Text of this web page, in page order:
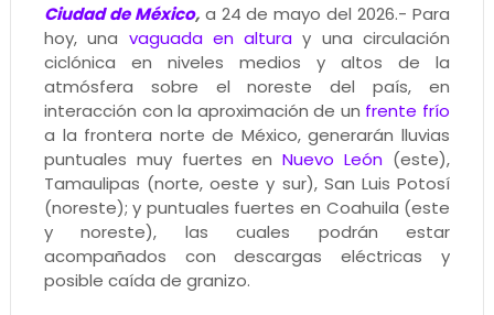
Ciudad de México,a 24 de mayo del 2026.- Para
hoy, una vaguada en altura y una circulación
ciclónica en niveles medios y altos de la
atmósfera sobre el noreste del país, en
interacción con la aproximación de un frente frío
a la frontera norte de México, generarán lluvias
puntuales muy fuertes enNuevo León (este),
Tamaulipas (norte, oeste y sur), San Luis Potosí
(noreste); y puntuales fuertes en Coahuila (este
y noreste), las cuales podrán estar
acompañados con descargas eléctricas y
posible caída de granizo.